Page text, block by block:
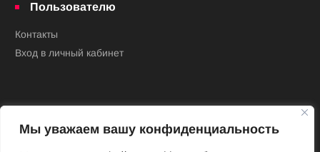
Мы уважаем вашу конфиденциальность
Пользователю
Контакты
Вход в личный кабинет